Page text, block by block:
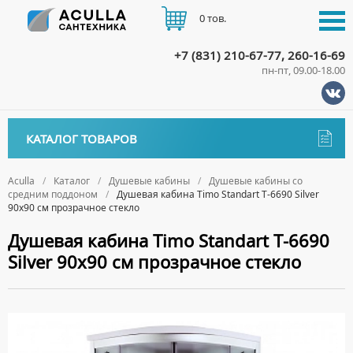
Aculla Каталог Душевые кабины
Душевые кабины со
средним поддоном
Душевая кабина Timo Standart T-6690 Silver
90x90 см прозрачное стекло
Душевая кабина Timo Standart T-6690
Silver 90x90 см прозрачное стекло
КАТАЛОГ ТОВАРОВ
ДЕРЖАТЕЛИ
ДОЗАТОРЫ ДЛЯ МЫЛА
ЕРШИКИ
ПОЛОТЕНЦЕДЕРЖАТЕЛИ
Биде
АКРИЛОВЫЕ ВАННЫ
СТАЛЬНЫЕ ВАННЫ
Ванны комплектующие
БОКОВЫЕ ПАНЕЛИ
ПОДГОЛОВНИКИ
Водонагреватели
ВОДОНАГРЕВАТЕЛИ КОСВЕННОГО НАГРЕВА
ДУШЕВЫЕ ДВЕРИ
+7 (831) 210-67-77, 260-16-69
пн-пт, 09.00-18.00
0 тов.
ДОСТАВКА
КОНТАКТЫ